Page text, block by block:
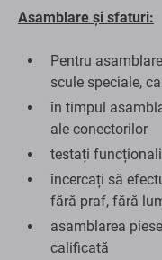
Asamblare și sfaturi:
Pentru
scule speciale,
în timpul
ale conectorilor
testați
încercați să
fără praf, fără
asamblarea
calificată